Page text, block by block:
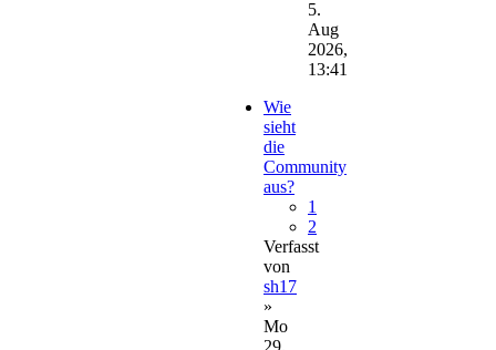
5.
Aug
2026,
13:41
Wie
sieht
die
Community
aus?
1
2
Verfasst
von
sh17
»
Mo